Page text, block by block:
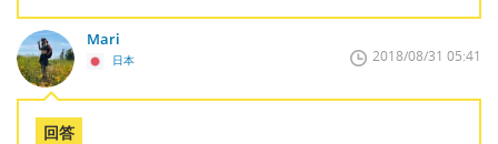
Mari
日本 2018/08/31 05:41
回答